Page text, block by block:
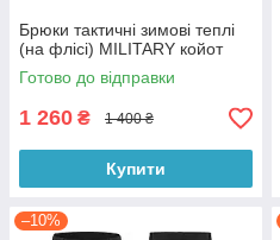
Брюки тактичні зимові теплі
(на флісі) MILITARY койот
Готово до відправки
1 260 ₴ 1 400 ₴
Купити
–10%